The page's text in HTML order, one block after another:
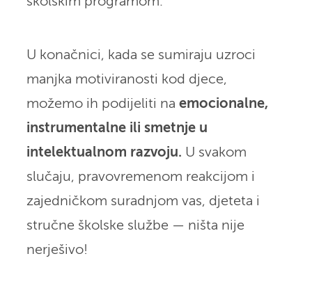
U konačnici, kada se sumiraju uzroci
manjka motiviranosti kod djece,
možemo ih podijeliti na emocionalne,
instrumentalne ili smetnje u
intelektualnom razvoju. U svakom
slučaju, pravovremenom reakcijom i
zajedničkom suradnjom vas, djeteta i
stručne školske službe — ništa nije
nerješivo!